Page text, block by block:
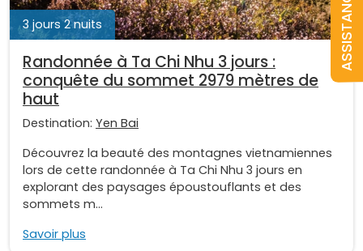
3 jours 2 nuits
Randonnée à Ta Chi Nhu 3 jours :
conquête du sommet 2979 mètres de
haut
Destination: Yen Bai
Découvrez la beauté des montagnes vietnamiennes
lors de cette randonnée à Ta Chi Nhu 3 jours en
explorant des paysages époustouflants et des
sommets m...
Savoir plus
ASSISTANCE